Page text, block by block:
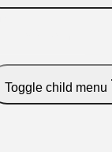
Toggle child menu